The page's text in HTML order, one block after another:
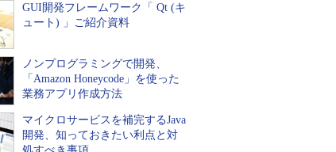
GUI開発フレームワーク「 Qt (キ
ュート) 」ご紹介資料
ノンプログラミングで開発、
「Amazon Honeycode」を使った
業務アプリ作成方法
マイクロサービスを補完するJava
開発、知っておきたい利点と対